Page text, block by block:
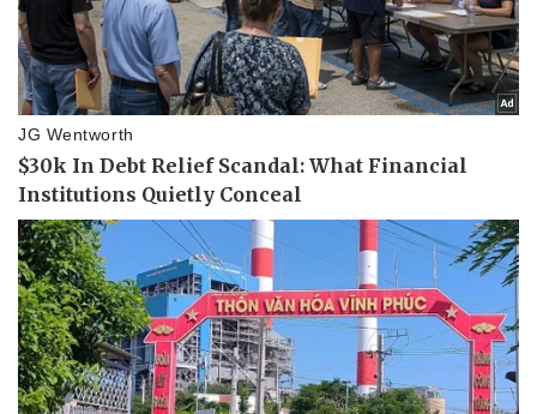
Pháp luật
Vụ án
Tin nóng
Tư vấn luật
Quân sự - Quốc phòng
Việt Nam
Phân tích